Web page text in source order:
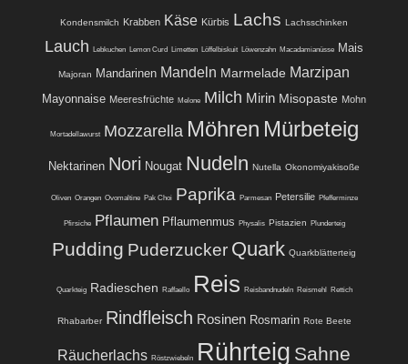
Kondensmilch Krabben Käse Kürbis Lachs Lachsschinken
Lauch Lebkuchen Lemon Curd Limetten Löffelbiskuit Löwenzahn Macadamianüsse Mais
Majoran Mandarinen Mandeln Marmelade Marzipan
Mayonnaise Meeresfrüchte Melone Milch Mirin Misopaste Mohn
Mortadellawurst Mozzarella Möhren Mürbeteig
Nektarinen Nori Nougat Nudeln Nutella Okonomiyakisoße
Oliven Orangen Ovomaltine Pak Choi Paprika Parmesan Petersilie Pfefferminze
Pfirsiche Pflaumen Pflaumenmus Physalis Pistazien Plunderteig
Pudding Puderzucker Quark Quarkblätterteig
Quarkteig Radieschen Raffaello Reis Reisbandnudeln Reismehl Rettich
Rhabarber Rindfleisch Rosinen Rosmarin Rote Beete
Räucherlachs Röstzwiebeln Rührteig Sahne